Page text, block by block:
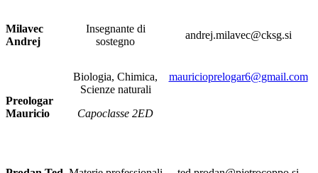
Milavec
Andrej
Insegnante di
sostegno
andrej.milavec@cksg.si
Preologar
Mauricio
Biologia, Chimica,
Scienze naturali
Capoclasse 2ED
mauricioprelogar6@gmail.com